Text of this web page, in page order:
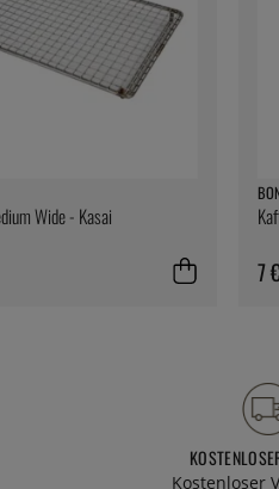
Wide - Kasai
7
Kostenloser